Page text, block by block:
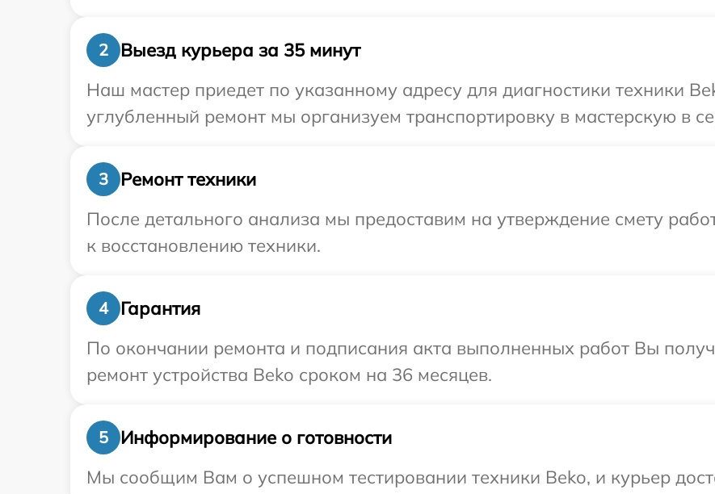
2
Выезд курьера за 35 минут
Наш мастер приедет по указанному адресу для диагностики техники
углубленный ремонт мы организуем транспортировку в мастерскую в
3
Ремонт техники
После детального анализа мы предоставим на утверждение смету
к восстановлению техники.
4
Гарантия
По окончании ремонта и подписания акта выполненных работ Вы
ремонт устройства Beko сроком на 36 месяцев.
5
Информирование о готовности
Мы сообщим Вам о успешном тестировании техники Beko, и курьер